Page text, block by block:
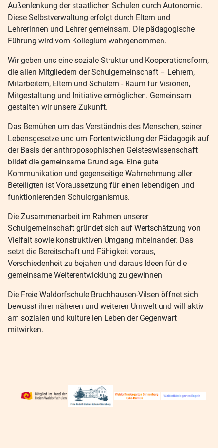
Außenlenkung der staatlichen Schulen durch Autonomie.
Diese Selbstverwaltung erfolgt durch Eltern und
Lehrerinnen und Lehrer gemeinsam. Die pädagogische
Führung wird vom Kollegium wahrgenommen.
Wir geben uns eine soziale Struktur und Kooperationsform,
die allen Mitgliedern der Schulgemeinschaft – Lehrern,
Mitarbeitern, Eltern und Schülern - Raum für Visionen,
Mitgestaltung und Initiative ermöglichen. Gemeinsam
gestalten wir unsere Zukunft.
Das Bemühen um das Verständnis des Menschen, seiner
Lebensgesetze und um Fortentwicklung der Pädagogik auf
der Basis der anthroposophischen Geisteswissenschaft
bildet die gemeinsame Grundlage. Eine gute
Kommunikation und gegenseitige Wahrnehmung aller
Beteiligten ist Voraussetzung für einen lebendigen und
funktionierenden Schulorganismus.
Die Zusammenarbeit im Rahmen unserer
Schulgemeinschaft gründet sich auf Wertschätzung von
Vielfalt sowie konstruktiven Umgang miteinander. Das
setzt die Bereitschaft und Fähigkeit voraus,
Verschiedenheit zu bejahen und daraus Ideen für die
gemeinsame Weiterentwicklung zu gewinnen.
Die Freie Waldorfschule Bruchhausen-Vilsen öffnet sich
bewusst ihrer näheren und weiteren Umwelt und will aktiv
am sozialen und kulturellen Leben der Gegenwart
mitwirken.